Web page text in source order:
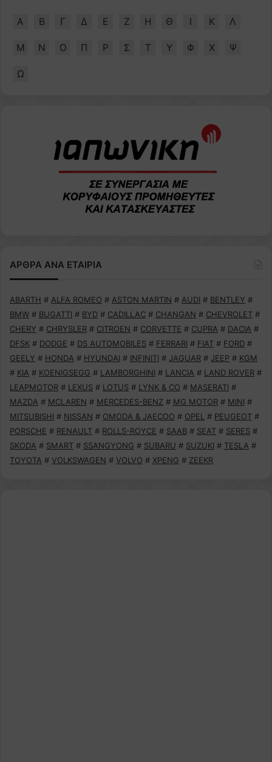
Α Β Γ Δ Ε Ζ Η Θ Ι Κ Λ
Μ Ν Ο Π Ρ Σ Τ Υ Φ Χ Ψ
Ω
ΑΡΘΡΑ ΑΝΑ ΕΤΑΙΡΙΑ
ABARTH # ALFA ROMEO # ASTON MARTIN # AUDI # BENTLEY #
BMW # BUGATTI # BYD # CADILLAC # CHANGAN # CHEVROLET #
CHERY # CHRYSLER # CITROEN # CORVETTE # CUPRA # DACIA #
DFSK # DODGE # DS AUTOMOBILES # FERRARI # FIAT # FORD #
GEELY # HONDA # HYUNDAI # INFINITI # JAGUAR # JEEP # KGM
# KIA # KOENIGSEGG # LAMBORGHINI # LANCIA # LAND ROVER #
LEAPMOTOR # LEXUS # LOTUS # LYNK & CO # MASERATI #
MAZDA # MCLAREN # MERCEDES-BENZ # MG MOTOR # MINI #
MITSUBISHI # NISSAN # OMODA & JAECOO # OPEL # PEUGEOT #
PORSCHE # RENAULT # ROLLS-ROYCE # SAAB # SEAT # SERES #
SKODA # SMART # SSANGYONG # SUBARU # SUZUKI # TESLA #
TOYOTA # VOLKSWAGEN # VOLVO # XPENG # ZEEKR